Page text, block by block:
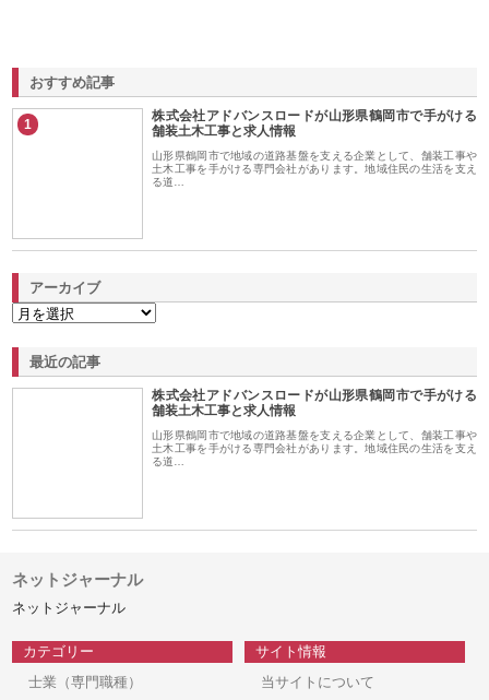
おすすめ記事
1
株式会社アドバンスロードが山形県鶴岡市で手がける
舗装土木工事と求人情報
山形県鶴岡市で地域の道路基盤を支える企業として、舗装工事や
土木工事を手がける専門会社があります。地域住民の生活を支え
る道…
アーカイブ
最近の記事
株式会社アドバンスロードが山形県鶴岡市で手がける
舗装土木工事と求人情報
山形県鶴岡市で地域の道路基盤を支える企業として、舗装工事や
土木工事を手がける専門会社があります。地域住民の生活を支え
る道…
ネットジャーナル
ネットジャーナル
カテゴリー
士業（専門職種）
サイト情報
当サイトについて